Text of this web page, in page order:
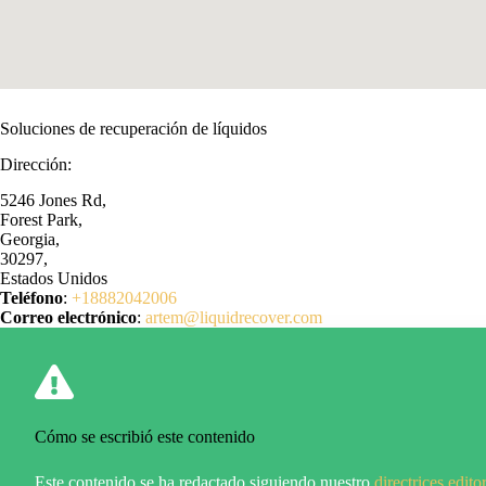
Soluciones de recuperación de líquidos
Dirección:
5246 Jones Rd,
Forest Park,
Georgia,
30297,
Estados Unidos
Teléfono: +18882042006
Correo electrónico: artem@liquidrecover.com
Cómo se escribió este contenido
Este contenido se ha redactado siguiendo nuestro directrices